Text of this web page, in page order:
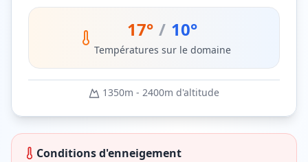
17° / 10°
Températures sur le domaine
1350m - 2400m d'altitude
Conditions d'enneigement